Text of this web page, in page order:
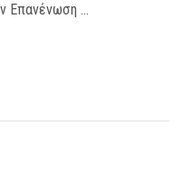
Επανένωση …